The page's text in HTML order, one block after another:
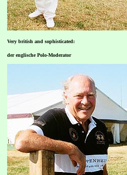
Very british and sophisticated:
der englische Polo-Moderator